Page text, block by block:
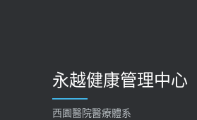
永越健康管理中心
西園醫院醫療體系